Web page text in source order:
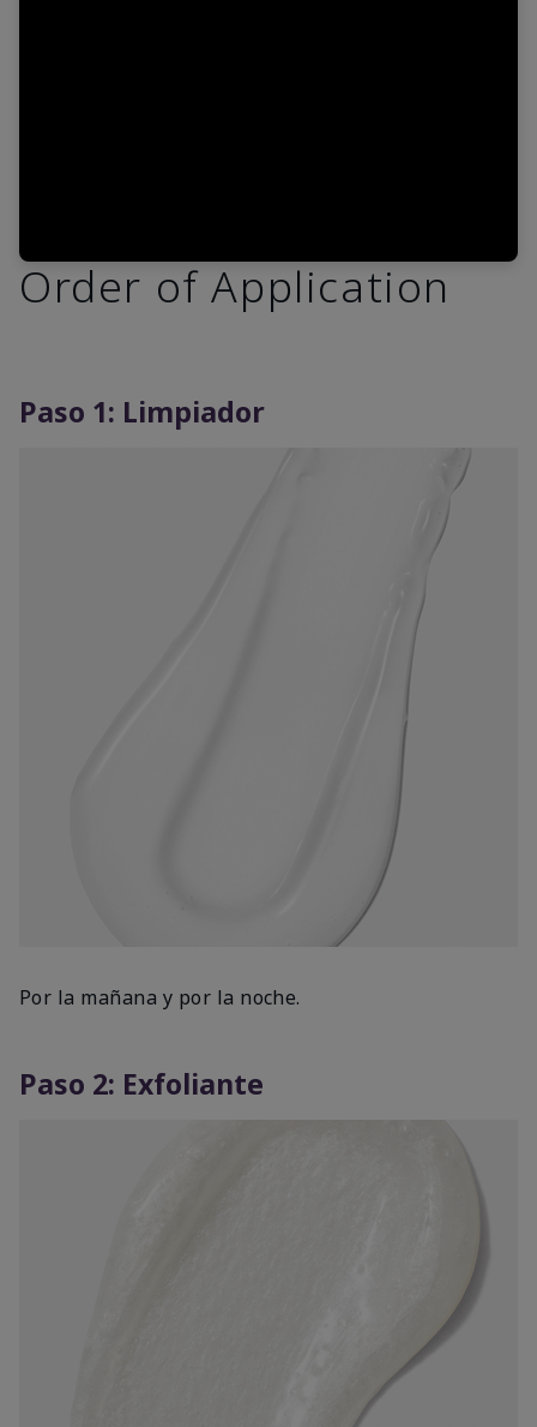
Order of Application
Paso 1: Limpiador
Por la mañana y por la noche.
Paso 2: Exfoliante